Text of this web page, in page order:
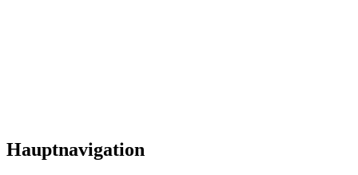
Hauptnavigation